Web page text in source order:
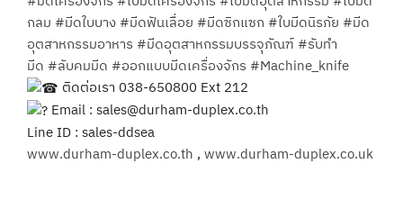
กลม #มีดใบบาง #มีดฟันเลื่อย #มีดซิกแซก #ใบมีดนิรภัย #มีด
อุตสาหกรรมอาหาร #มีดอุตสาหกรรมบรรจุภัณฑ์ #รับทำ
มีด #ลับคมมีด #ออกแบบมีดเครื่องจักร #Machine_knife
ติดต่อเรา 038-650800 Ext 212
Email : sales@durham-duplex.co.th
Line ID : sales-ddsea
www.durham-duplex.co.th , www.durham-duplex.co.uk